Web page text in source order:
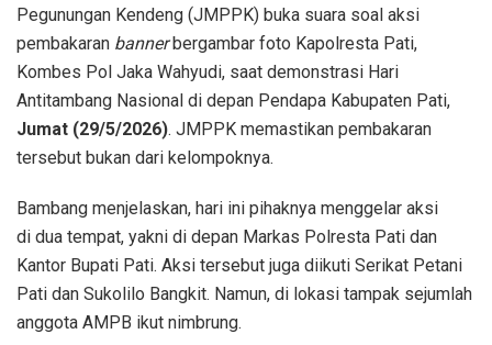
Pegunungan Kendeng (JMPPK) buka suara soal aksi
pembakaran bannerbergambar foto Kapolresta Pati,
Kombes Pol Jaka Wahyudi, saat demonstrasi Hari
Antitambang Nasional di depan Pendapa Kabupaten Pati,
Jumat (29/5/2026). JMPPK memastikan pembakaran
tersebut bukan dari kelompoknya.
Bambang menjelaskan, hari ini pihaknya menggelar aksi
di dua tempat, yakni di depan Markas Polresta Pati dan
Kantor Bupati Pati. Aksi tersebut juga diikuti Serikat Petani
Pati dan Sukolilo Bangkit. Namun, di lokasi tampak sejumlah
anggota AMPB ikut nimbrung.